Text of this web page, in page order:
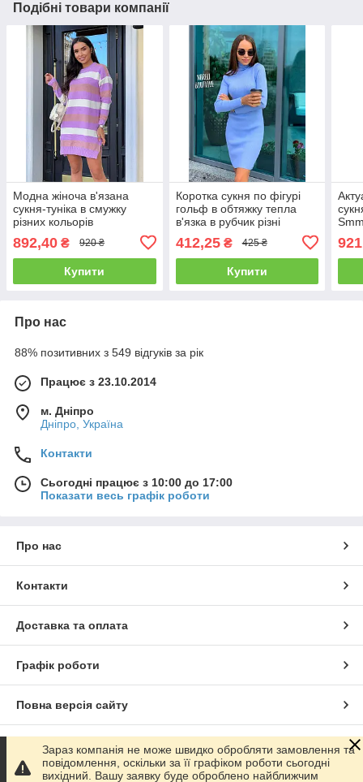
Подібні товари компанії
Модна жіноча в'язана
сукня-туніка в смужку
різних кольорів
892,40 ₴ 920 ₴
Купити
Коротка сукня по фігурі
гольф в обтяжку тепла
в'язка в рубчик різні
412,25₴ 425 ₴
Купити
Про нас
88% позитивних з 549 відгуків за рік
Працює з 23.10.2014
м. Дніпро
Дніпро, Україна
Контакти
Сьогодні працює з 10:00 до 17:00
Показати весь графік роботи
Про нас
Контакти
Доставка та оплата
Графік роботи
Повна версія сайту
Сайт створено на маркетплейсі Prom.ua
Зараз компанія не може швидко обробляти замовлення та
повідомлення, оскільки за її графіком роботи сьогодні
вихідний. Вашу заявку буде оброблено найближчим